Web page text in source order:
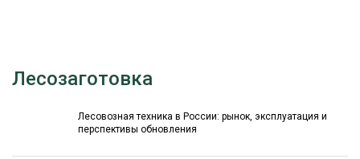
Лесозаготовка
Лесовозная техника в России: рынок, эксплуатация и
перспективы обновления